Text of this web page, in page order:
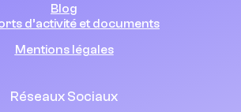
Blog
d’activité et documents
Mentions légales
Réseaux Sociaux